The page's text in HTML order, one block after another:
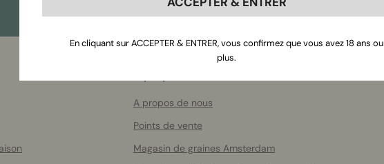
A propos de nous
Points de vente
Magasin de graines Amsterdam
En cliquant sur ACCEPTER & ENTRER, vous confirmez que vous avez 18 ans ou
plus.